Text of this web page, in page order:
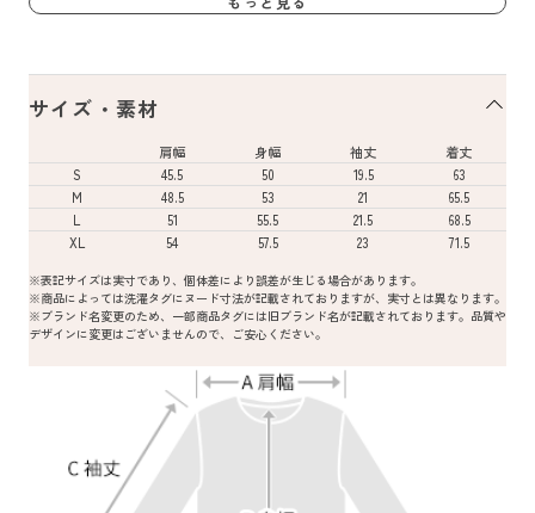
サイズ・素材
肩幅 身幅 袖丈
着丈
S
45.5 50 19.5
63
M
48.5 53 21
65.5
L
51 55.5 21.5
68.5
XL
54 57.5 23 71.5
※表記サイズは実寸であり、個体差により誤差が生じる場合があります。
※商品によっては洗濯タグにヌード寸法が記載されておりますが、実寸とは異なります。
※ブランド名変更のため、一部商品タグには旧ブランド名が記載されております。品質や
デザインに変更はございませんので、ご安心ください。